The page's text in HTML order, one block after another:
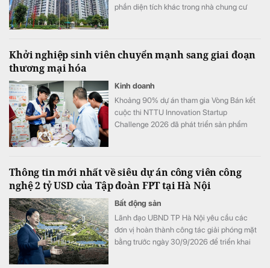
phần diện tích khác trong nhà chung cư
Khởi nghiệp sinh viên chuyển mạnh sang giai đoạn
thương mại hóa
Kinh doanh
Khoảng 90% dự án tham gia Vòng Bán kết
cuộc thi NTTU Innovation Startup
Challenge 2026 đã phát triển sản phẩm
Thông tin mới nhất về siêu dự án công viên công
nghệ 2 tỷ USD của Tập đoàn FPT tại Hà Nội
Bất động sản
Lãnh đạo UBND TP Hà Nội yêu cầu các
đơn vị hoàn thành công tác giải phóng mặt
bằng trước ngày 30/9/2026 để triển khai